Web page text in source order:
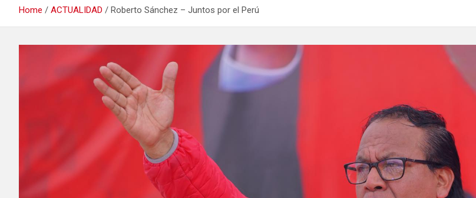
Home ACTUALIDAD Roberto Sánchez – Juntos por el Perú